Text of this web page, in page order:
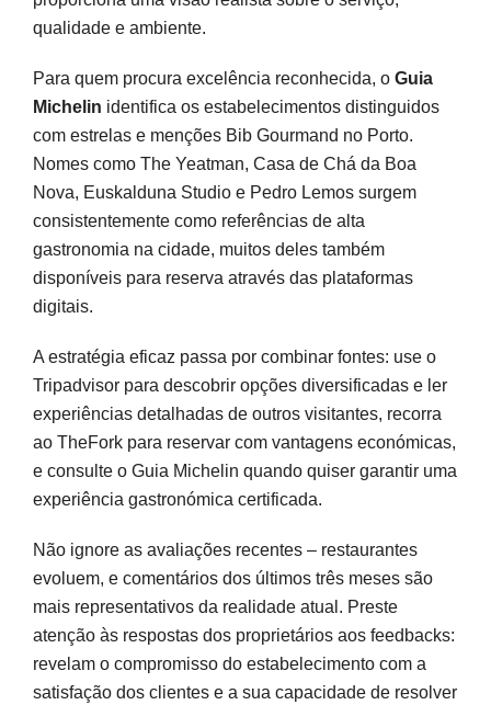
qualidade e ambiente.
Para quem procura excelência reconhecida, o Guia
Michelin identifica os estabelecimentos distinguidos
com estrelas e menções Bib Gourmand no Porto.
Nomes como The Yeatman, Casa de Chá da Boa
Nova, Euskalduna Studio e Pedro Lemos surgem
consistentemente como referências de alta
gastronomia na cidade, muitos deles também
disponíveis para reserva através das plataformas
digitais.
A estratégia eficaz passa por combinar fontes: use o
Tripadvisor para descobrir opções diversificadas e ler
experiências detalhadas de outros visitantes, recorra
ao TheFork para reservar com vantagens económicas,
e consulte o Guia Michelin quando quiser garantir uma
experiência gastronómica certificada.
Não ignore as avaliações recentes – restaurantes
evoluem, e comentários dos últimos três meses são
mais representativos da realidade atual. Preste
atenção às respostas dos proprietários aos feedbacks:
revelam o compromisso do estabelecimento com a
satisfação dos clientes e a sua capacidade de resolver